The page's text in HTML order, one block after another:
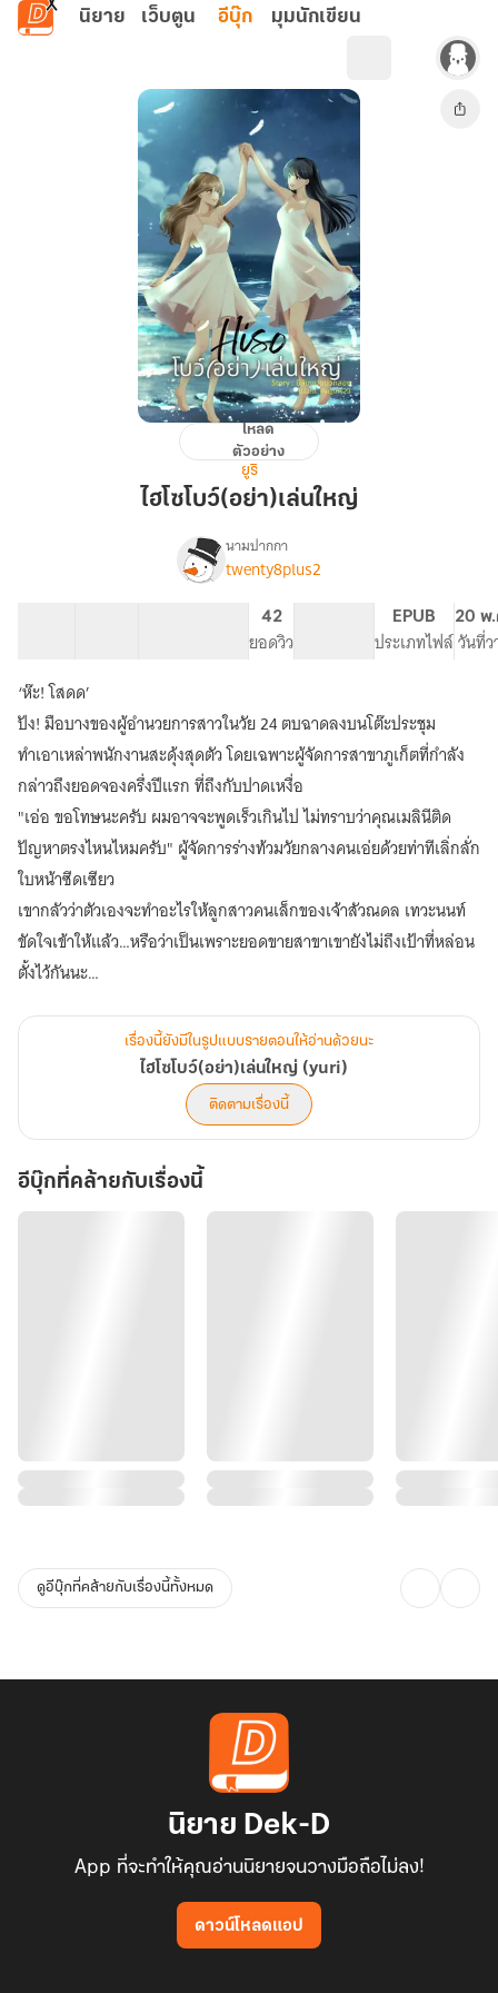
ข้ามไปยังเนื้อหาหลัก
นิยาย เว็บตูน อีบุ๊ก มุมนักเขียน
โบว์(อย่า)เล่น
โหลด
ตัวอย่าง
ยูริ
ไฮโซโบว์(อย่า)เล่นใหญ่
เรื่อง
โซ
โบว์(อย่า)เล่น
ใหญ่
นามปากกา
twenty8plus2
42
ยอดวิว
EPUB
ประเภทไฟล์
20 พ
วันที่ว
‘ห๊ะ! โสดด’
ปัง! มือบางของผู้อำนวยการสาวในวัย 24 ตบฉาดลงบนโต๊ะประชุม
ทำเอาเหล่าพนักงานสะดุ้งสุดตัว โดยเฉพาะผู้จัดการสาขาภูเก็ตที่กำลัง
กล่าวถึงยอดจองครึ่งปีแรก ที่ถึงกับปาดเหงื่อ
"เอ่อ ขอโทษนะครับ ผมอาจจะพูดเร็วเกินไป ไม่ทราบว่าคุณเมลินีติด
ปัญหาตรงไหนไหมครับ" ผู้จัดการร่างท้วมวัยกลางคนเอ่ยด้วยท่าทีเลิ่กลั่ก
ใบหน้าซีดเซียว
เขากลัวว่าตัวเองจะทำอะไรให้ลูกสาวคนเล็กของเจ้าสัวณดล เทวะนนท์
ขัดใจเข้าให้แล้ว…หรือว่าเป็นเพราะยอดขายสาขาเขายังไม่ถึงเป้าที่หล่อน
ตั้งไว้กันนะ
เมลินี ที่เผลอแสดงความดีใจจนเกินเหตุกับข้อมูลใหม่ของดาราสาวผ่าน
สื่อ ก็รีบตีหน้าขรึม จริงจังเหมือนเดิมขณะผายมือให้เดชารายงานสิ่งที่
ส่วนพนักงานคนอื่นก็รีบละสายตาจากผู้อำนวยการสาว หันไปแสร้งตั้งใจ
ฟังเสียงทุ้มชวนหลับต่ออีกครั้ง โดยไม่มีใครทันสังเกตเลยว่า
ใบหน้าสวยของสาวหมวย เมลินี เทวะนนท์ กำลังฝืนริมฝีปากให้ไม่ยิ้ม
และไม่ให้ตัวเองกรีดร้องออกมาด้วยความดีใจ เสมือนถูกสลากรางวัล
เรื่องนี้ยังมีในรูปแบบรายตอนให้อ่านด้วยนะ
ไฮโซโบว์(อย่า)เล่นใหญ่ (yuri)
ติดตามเรื่องนี้
อีบุ๊กที่คล้ายกับเรื่องนี้
ดูอีบุ๊กที่คล้ายกับเรื่องนี้ทั้งหมด
นิยาย Dek-D
App ที่จะทำให้คุณอ่านนิยายจนวางมือถือไม่ลง!
ดาวน์โหลดแอป